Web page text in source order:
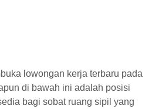
lowongan kerja terbaru pada
di bawah ini adalah posisi
bagi sobat ruang sipil yang